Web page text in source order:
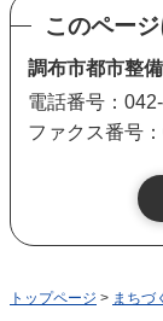
このペー
調布市都市整
電話番号：
ファクス番号
トップページ > まちづ